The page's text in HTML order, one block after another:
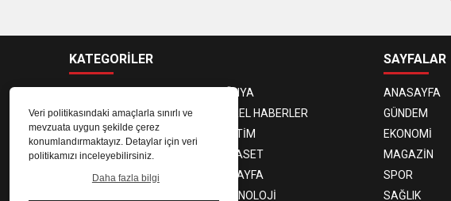
Veri politikasındaki amaçlarla sınırlı ve
mevzuata uygun şekilde çerez
konumlandırmaktayız. Detaylar için veri
politikamızı inceleyebilirsiniz.
Daha fazla bilgi
KATEGORİLER
DÜNYA
GÜNDEM
YEREL HABERLER
EKONOMİ
EĞİTİM
MAGAZİN
SİYASET
SPOR
3. SAYFA
TEKNOLOJİ
SAYFALAR
ANASAYFA
GÜNDEM
EKONOMİ
MAGAZİN
SPOR
SAĞLIK